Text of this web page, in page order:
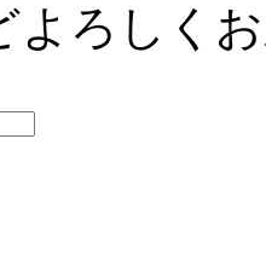
よろしく